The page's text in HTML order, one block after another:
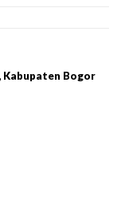
Kabupaten Bogor